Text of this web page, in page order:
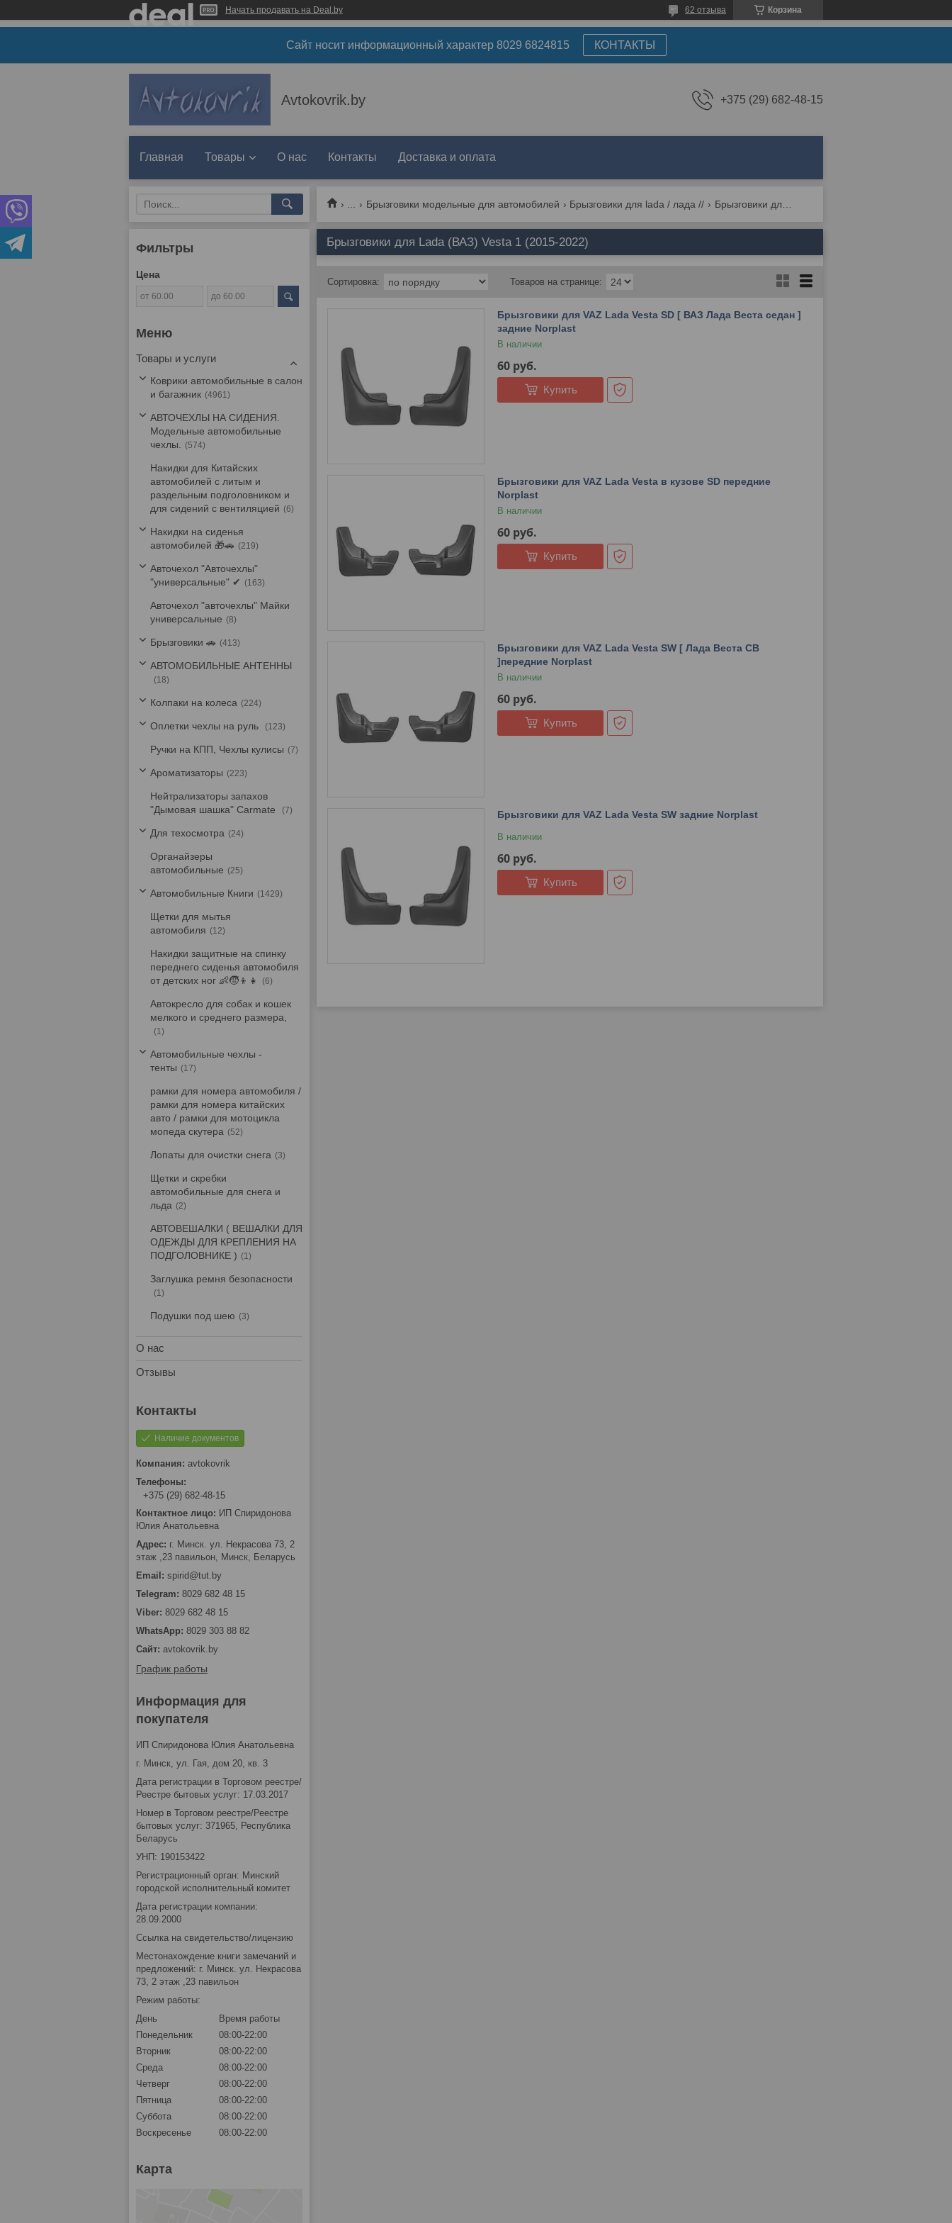
Начать продавать на Deal.by Корзина
62 отзыва
Сайт носит информационный характер 8029 6824815 КОНТАКТЫ
Avtokovrik.by +375 (29) 682-48-15
Главная Товары О нас Контакты Доставка и оплата
Брызговики модельные для автомобилей Брызговики для lada / лада //
Брызговики для Lada (ВАЗ) Vesta 1 (2015-2022)
Брызговики для VAZ Lada Vesta SD [ ВАЗ Лада Веста седан ]
задние Norplast
В наличии
60 руб.
Купить
Брызговики для VAZ Lada Vesta в кузове SD передние
Norplast
В наличии
60 руб.
Купить
Брызговики для VAZ Lada Vesta SW [ Лада Веста СВ
]передние Norplast
В наличии
60 руб.
Купить
Брызговики для VAZ Lada Vesta SW задние Norplast
В наличии
60 руб.
Купить
Фильтры
Цена
Товары и услуги
Коврики автомобильные в салон
и багажник
4961
АВТОЧЕХЛЫ НА СИДЕНИЯ.
Модельные автомобильные
чехлы.
574
Накидки для Китайских
автомобилей с литым и
раздельным подголовником и
для сидений с вентиляцией
6
Накидки на сиденья
автомобилей 🎁🚗
219
Авточехол "Авточехлы"
"универсальные" ✔
163
Авточехол "авточехлы" Майки
универсальные
8
Брызговики 🚗 413
АВТОМОБИЛЬНЫЕ АНТЕННЫ
18
Колпаки на колеса 224
Оплетки чехлы на руль 123
Ручки на КПП, Чехлы кулисы 7
Ароматизаторы 223
Нейтрализаторы запахов
"Дымовая шашка" Carmate
7
Для техосмотра 24
Органайзеры
автомобильные
25
Автомобильные Книги 1429
Щетки для мытья
автомобиля
12
Накидки защитные на спинку
переднего сиденья автомобиля
от детских ног 👶🧒👦👧
6
Автокресло для собак и кошек
мелкого и среднего размера,
1
Автомобильные чехлы -
тенты
17
рамки для номера автомобиля /
рамки для номера китайских
авто / рамки для мотоцикла
мопеда скутера
52
Лопаты для очистки снега 3
Щетки и скребки
автомобильные для снега и
льда
2
АВТОВЕШАЛКИ ( ВЕШАЛКИ ДЛЯ
ОДЕЖДЫ ДЛЯ КРЕПЛЕНИЯ НА
ПОДГОЛОВНИКЕ )
1
Заглушка ремня безопасности
1
Подушки под шею 3
О нас
Отзывы
Наличие документов
avtokovrik
+375 (29) 682-48-15
ИП Спиридонова
Юлия Анатольевна
г. Минск. ул. Некрасова 73, 2
этаж ,23 павильон, Минск, Беларусь
spirid@tut.by
8029 682 48 15
8029 682 48 15
8029 303 88 82
avtokovrik.by
График работы
Информация для
покупателя
ИП Спиридонова Юлия Анатольевна
г. Минск, ул. Гая, дом 20, кв. 3
Дата регистрации в Торговом реестре/
Реестре бытовых услуг: 17.03.2017
Номер в Торговом реестре/Реестре
бытовых услуг: 371965, Республика
Беларусь
УНП: 190153422
Регистрационный орган: Минский
городской исполнительный комитет
Дата регистрации компании:
28.09.2000
Ссылка на свидетельство/лицензию
Местонахождение книги замечаний и
предложений: г. Минск. ул. Некрасова
73, 2 этаж ,23 павильон
Режим работы:
День
Время работы
Понедельник
08:00-22:00
Вторник
08:00-22:00
Среда
08:00-22:00
Четверг
08:00-22:00
Пятница
08:00-22:00
Суббота
08:00-22:00
Воскресенье
08:00-22:00
Карта